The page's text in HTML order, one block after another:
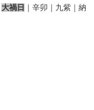
大禍日
｜辛卯｜九紫｜納